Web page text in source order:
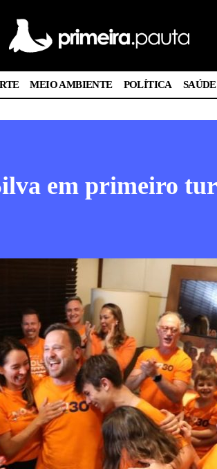
MEIO AMBIENTE POLÍTICA SAÚDE
em primeiro